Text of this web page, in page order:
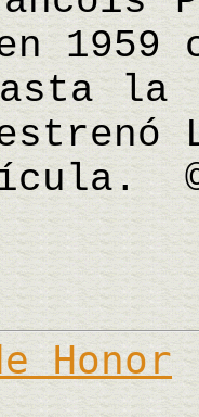
1959
la
Honor